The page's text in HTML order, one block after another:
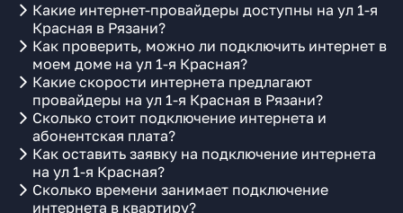
Какие интернет-провайдеры доступны на ул 1-я
Красная в Рязани?
Как проверить, можно ли подключить интернет в
моем доме на ул 1-я Красная?
Какие скорости интернета предлагают
провайдеры на ул 1-я Красная в Рязани?
Сколько стоит подключение интернета и
абонентская плата?
Как оставить заявку на подключение интернета
на ул 1-я Красная?
Сколько времени занимает подключение
интернета в квартиру?